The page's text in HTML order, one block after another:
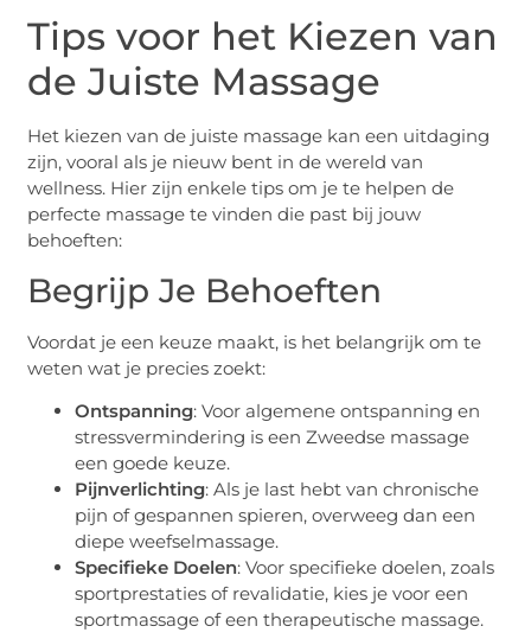
Tips voor het Kiezen van
de Juiste Massage
Het kiezen van de juiste massage kan een uitdaging
zijn, vooral als je nieuw bent in de wereld van
wellness. Hier zijn enkele tips om je te helpen de
perfecte massage te vinden die past bij jouw
behoeften:
Begrijp Je Behoeften
Voordat je een keuze maakt, is het belangrijk om te
weten wat je precies zoekt:
Ontspanning: Voor algemene ontspanning en
stressvermindering is een Zweedse massage
een goede keuze.
Pijnverlichting: Als je last hebt van chronische
pijn of gespannen spieren, overweeg dan een
diepe weefselmassage.
Specifieke Doelen: Voor specifieke doelen, zoals
sportprestaties of revalidatie, kies je voor een
sportmassage of een therapeutische massage.